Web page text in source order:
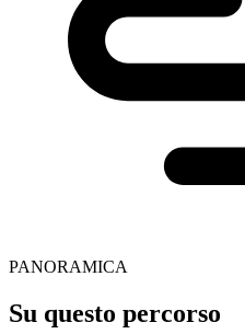
PANORAMICA
Su questo percorso